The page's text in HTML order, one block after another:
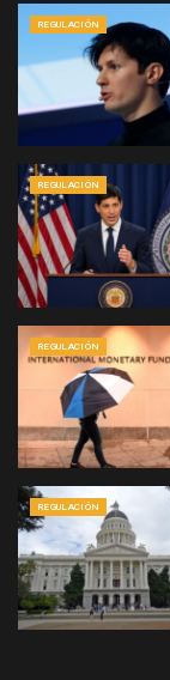
REGULACIÓN
REGULACIÓN
REGULACIÓN
REGULACIÓN